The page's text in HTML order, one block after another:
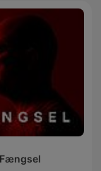
Fængsel